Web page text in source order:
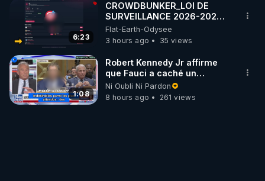
6:23
CROWDBUNKER_LOI DE
SURVEILLANCE 2026-2027
DES RESEAUX SOCIAUX -
FERMETURE DE COMPTES A
Flat-Earth-Odysee
3 hours ago
35 views
1:08
Robert Kennedy Jr affirme
que Fauci a caché un
infarctus pulmonaire
survenu après sa
vaccination
Ni Oubli Ni Pardon
8 hours ago
261 views